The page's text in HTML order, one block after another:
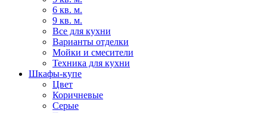
6 кв. м.
9 кв. м.
Все для кухни
Варианты отделки
Мойки и смесители
Техника для кухни
Шкафы-купе
Цвет
Коричневые
Серые